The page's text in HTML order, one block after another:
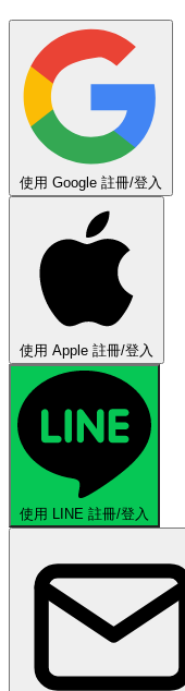
使用 Google 註冊/登入
使用 Apple 註冊/登入
使用 LINE 註冊/登入